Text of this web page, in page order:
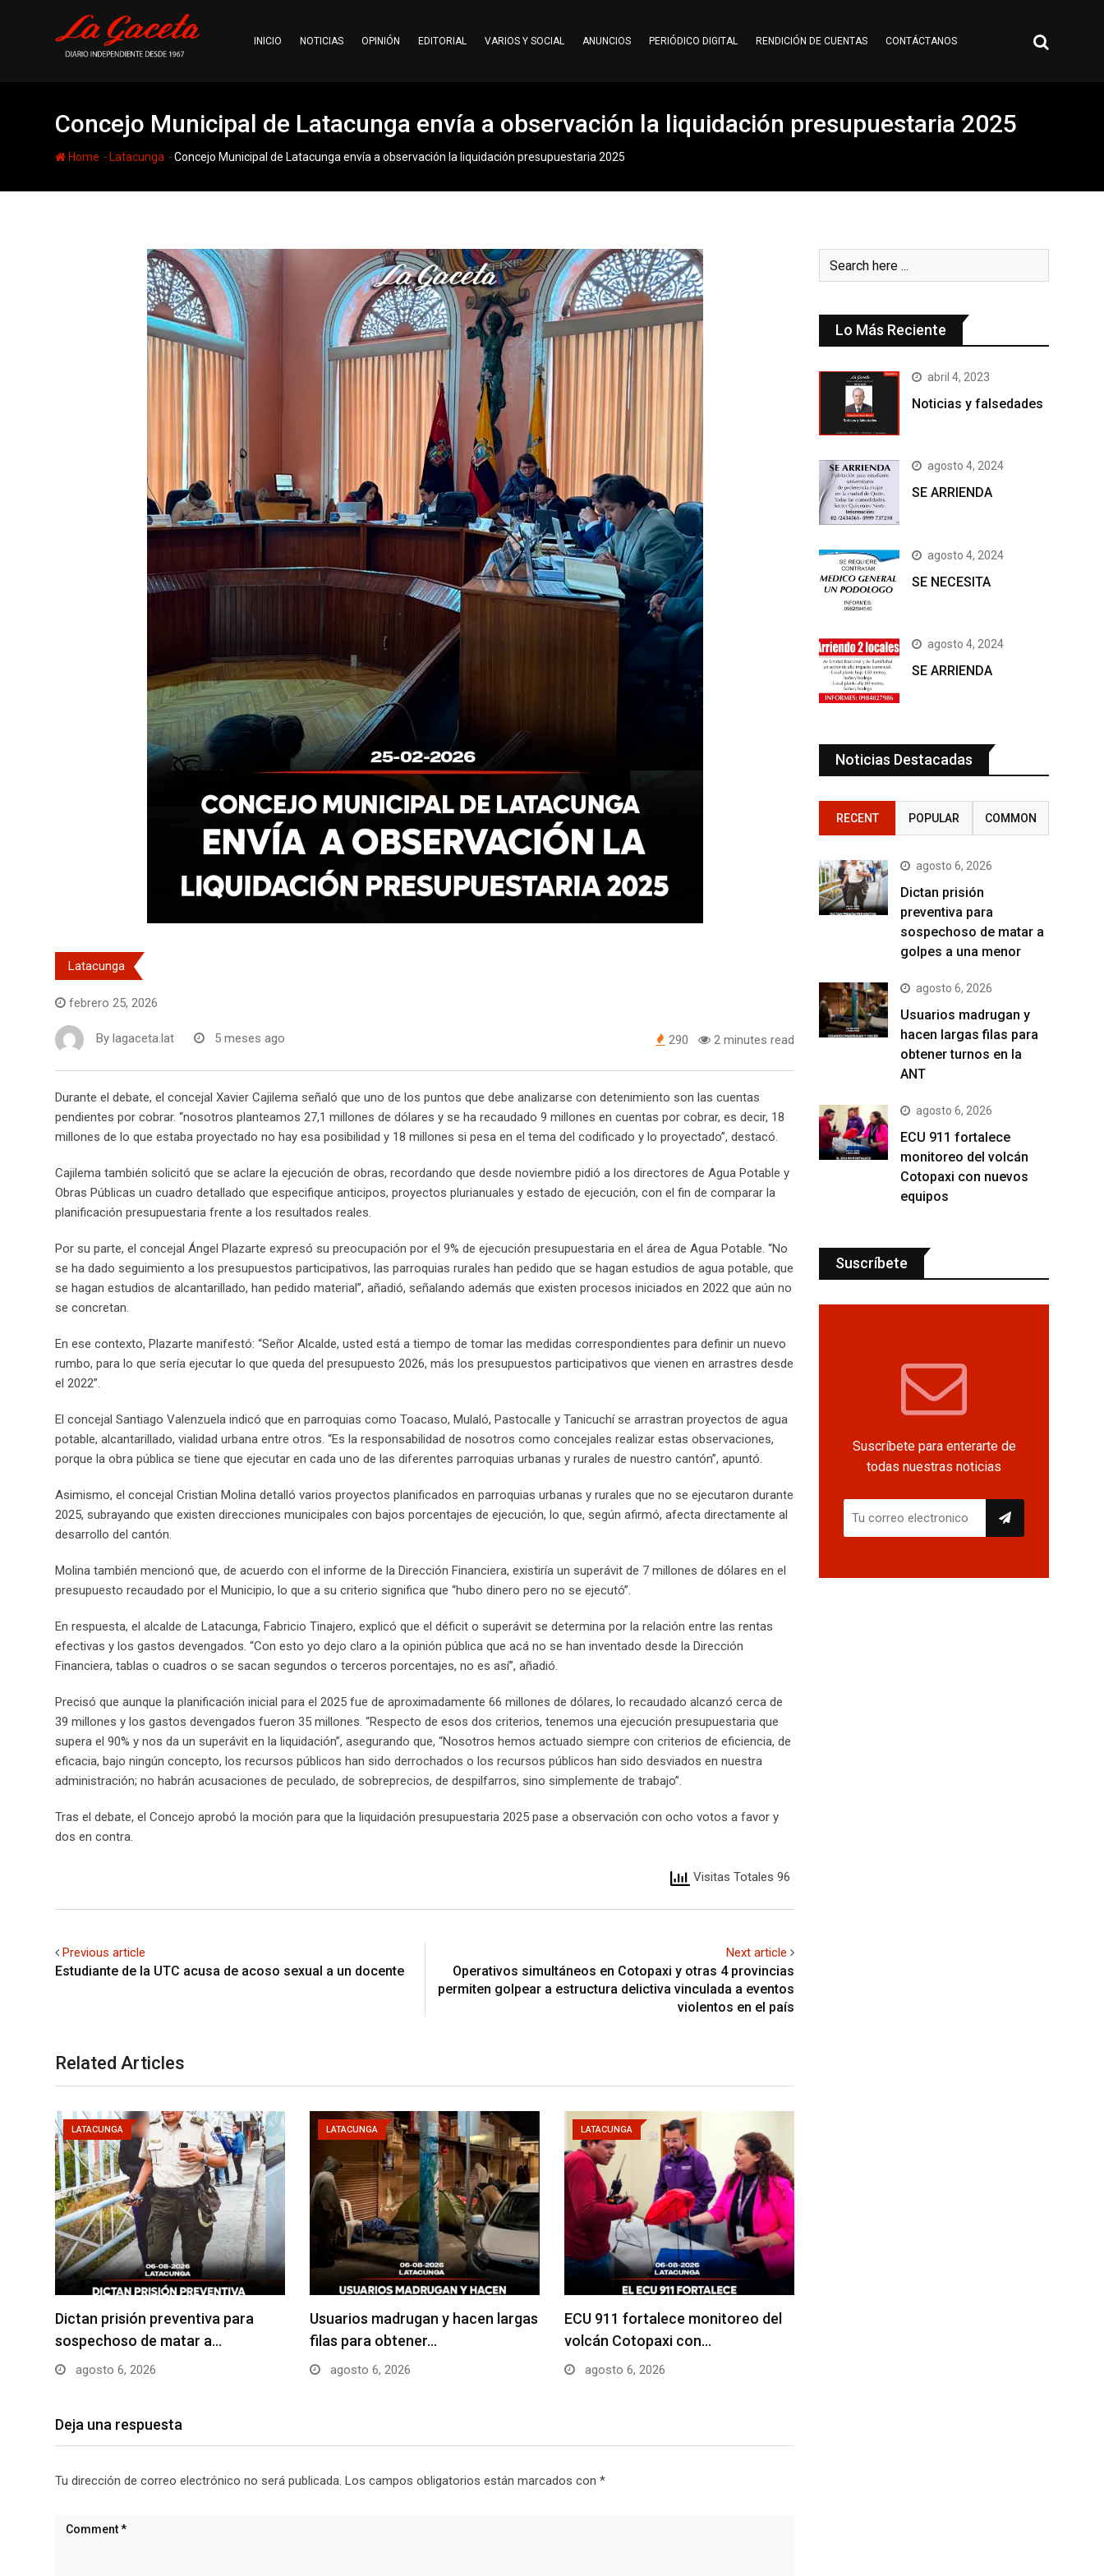
INICIO NOTICIAS OPINIÓN EDITORIAL VARIOS Y SOCIAL ANUNCIOS PERIÓDICO DIGITAL RENDICIÓN DE CUENTAS CONTÁCTANOS
Concejo Municipal de Latacunga envía a observación la liquidación presupuestaria 2025
Home - Latacunga -Concejo Municipal de Latacunga envía a observación la liquidación presupuestaria 2025
Latacunga
febrero 25, 2026
By lagaceta.lat 5 meses ago 290 2 minutes read
Durante el debate, el concejal Xavier Cajilema señaló que uno de los puntos que debe analizarse con detenimiento son las cuentas
pendientes por cobrar. “nosotros planteamos 27,1 millones de dólares y se ha recaudado 9 millones en cuentas por cobrar, es decir, 18
millones de lo que estaba proyectado no hay esa posibilidad y 18 millones si pesa en el tema del codificado y lo proyectado”, destacó.
Cajilema también solicitó que se aclare la ejecución de obras, recordando que desde noviembre pidió a los directores de Agua Potable y
Obras Públicas un cuadro detallado que especifique anticipos, proyectos plurianuales y estado de ejecución, con el fin de comparar la
planificación presupuestaria frente a los resultados reales.
Por su parte, el concejal Ángel Plazarte expresó su preocupación por el 9% de ejecución presupuestaria en el área de Agua Potable. “No
se ha dado seguimiento a los presupuestos participativos, las parroquias rurales han pedido que se hagan estudios de agua potable, que
se hagan estudios de alcantarillado, han pedido material”, añadió, señalando además que existen procesos iniciados en 2022 que aún no
se concretan.
En ese contexto, Plazarte manifestó: “Señor Alcalde, usted está a tiempo de tomar las medidas correspondientes para definir un nuevo
rumbo, para lo que sería ejecutar lo que queda del presupuesto 2026, más los presupuestos participativos que vienen en arrastres desde
el 2022”.
El concejal Santiago Valenzuela indicó que en parroquias como Toacaso, Mulaló, Pastocalle y Tanicuchí se arrastran proyectos de agua
potable, alcantarillado, vialidad urbana entre otros. “Es la responsabilidad de nosotros como concejales realizar estas observaciones,
porque la obra pública se tiene que ejecutar en cada uno de las diferentes parroquias urbanas y rurales de nuestro cantón”, apuntó.
Asimismo, el concejal Cristian Molina detalló varios proyectos planificados en parroquias urbanas y rurales que no se ejecutaron durante
2025, subrayando que existen direcciones municipales con bajos porcentajes de ejecución, lo que, según afirmó, afecta directamente al
desarrollo del cantón.
Molina también mencionó que, de acuerdo con el informe de la Dirección Financiera, existiría un superávit de 7 millones de dólares en el
presupuesto recaudado por el Municipio, lo que a su criterio significa que “hubo dinero pero no se ejecutó”.
En respuesta, el alcalde de Latacunga, Fabricio Tinajero, explicó que el déficit o superávit se determina por la relación entre las rentas
efectivas y los gastos devengados. “Con esto yo dejo claro a la opinión pública que acá no se han inventado desde la Dirección
Financiera, tablas o cuadros o se sacan segundos o terceros porcentajes, no es así”, añadió.
Precisó que aunque la planificación inicial para el 2025 fue de aproximadamente 66 millones de dólares, lo recaudado alcanzó cerca de
39 millones y los gastos devengados fueron 35 millones. “Respecto de esos dos criterios, tenemos una ejecución presupuestaria que
supera el 90% y nos da un superávit en la liquidación”, asegurando que, “Nosotros hemos actuado siempre con criterios de eficiencia, de
eficacia, bajo ningún concepto, los recursos públicos han sido derrochados o los recursos públicos han sido desviados en nuestra
administración; no habrán acusaciones de peculado, de sobreprecios, de despilfarros, sino simplemente de trabajo”.
Tras el debate, el Concejo aprobó la moción para que la liquidación presupuestaria 2025 pase a observación con ocho votos a favor y
dos en contra.
Visitas Totales 96
Previous article
Estudiante de la UTC acusa de acoso sexual a un docente
Next article
Operativos simultáneos en Cotopaxi y otras 4 provincias
permiten golpear a estructura delictiva vinculada a eventos
violentos en el país
Related Articles
LATACUNGA
Dictan prisión preventiva para
sospechoso de matar a…
agosto 6, 2026
LATACUNGA
Usuarios madrugan y hacen largas
filas para obtener…
agosto 6, 2026
LATACUNGA
ECU 911 fortalece monitoreo del
volcán Cotopaxi con…
agosto 6, 2026
Deja una respuesta
Tu dirección de correo electrónico no será publicada. Los campos obligatorios están marcados con *
Lo Más Reciente
abril 4, 2023
Noticias y falsedades
agosto 4, 2024
SE ARRIENDA
agosto 4, 2024
SE NECESITA
agosto 4, 2024
SE ARRIENDA
Noticias Destacadas
RECENT POPULAR COMMON
agosto 6, 2026
Dictan prisión
preventiva para
sospechoso de matar a
golpes a una menor
agosto 6, 2026
Usuarios madrugan y
hacen largas filas para
obtener turnos en la
ANT
agosto 6, 2026
ECU 911 fortalece
monitoreo del volcán
Cotopaxi con nuevos
equipos
Suscríbete
Suscríbete para enterarte de
todas nuestras noticias